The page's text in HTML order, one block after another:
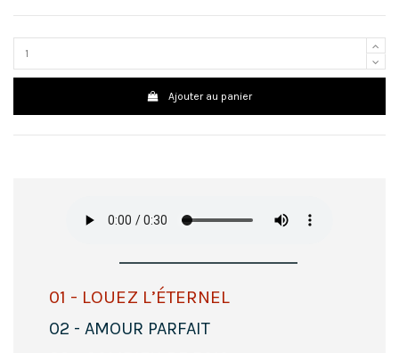
Ajouter au panier
01 - LOUEZ L’ÉTERNEL
02 - AMOUR PARFAIT